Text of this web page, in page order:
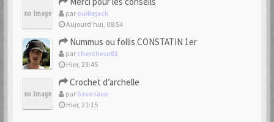
par ouillejack
Aujourd’hui, 08:54
Nummus ou follis CONSTATIN 1er
par chercheur81
Hier, 23:45
Crochet d’archelle
par Savosavo
Hier, 21:15